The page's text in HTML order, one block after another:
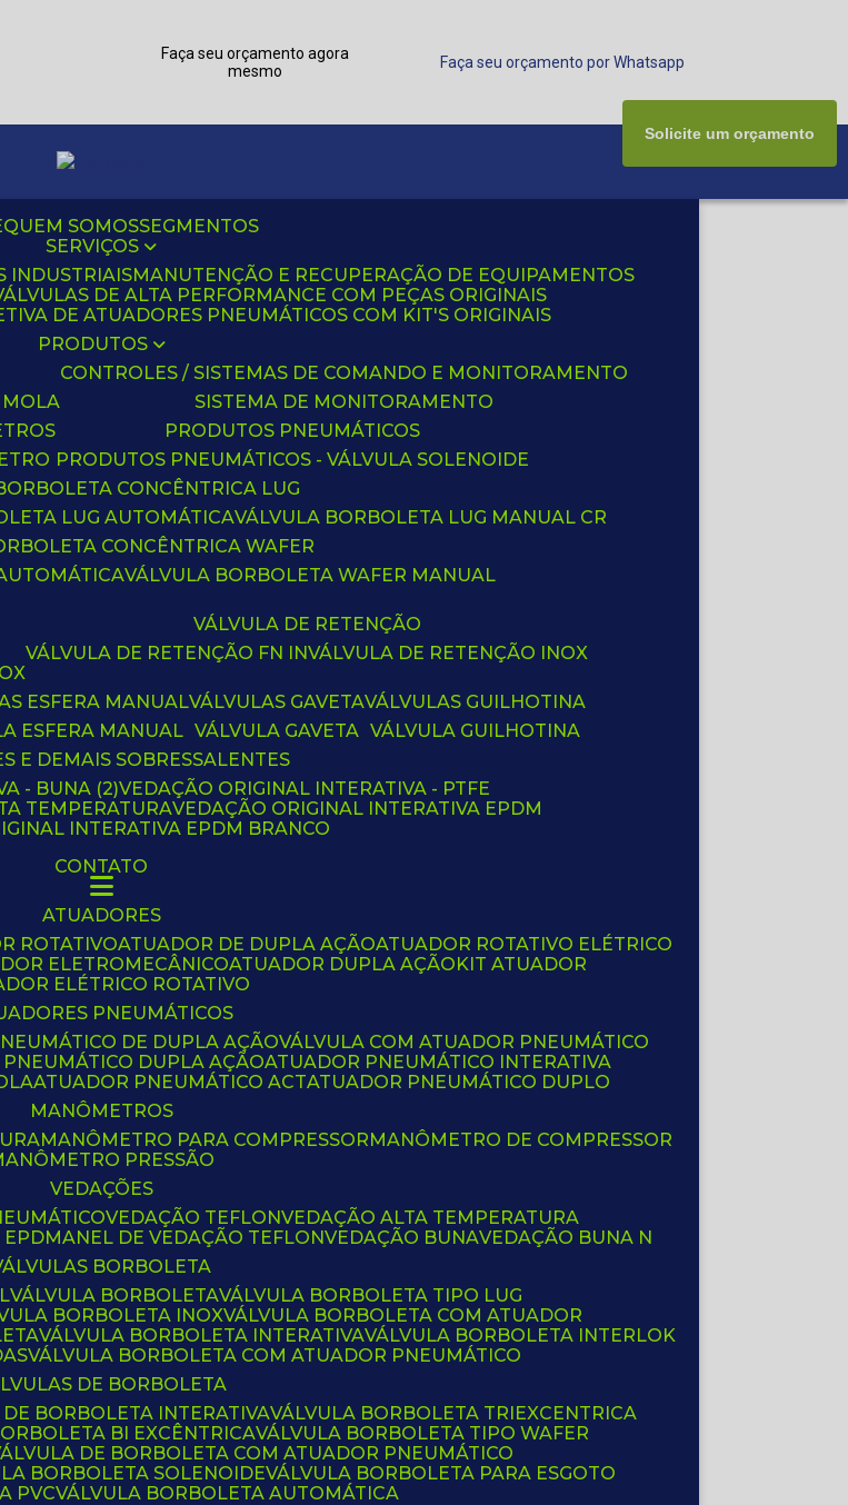
Faça seu orçamento agora
mesmo
Faça seu orçamento por Whatsapp
QUEM SOMOS
SEGMENTOS
SERVIÇOS
INDUSTRIAIS
MANUTENÇÃO E RECUPERAÇÃO DE EQUIPAMENTOS
DE ALTA PERFORMANCE COM PEÇAS ORIGINAIS
DE ATUADORES PNEUMÁTICOS COM KIT'S ORIGINAIS
PRODUTOS
MOLA
CONTROLES / SISTEMAS DE COMANDO E MONITORAMENTO
SISTEMA DE MONITORAMENTO
PRODUTOS PNEUMÁTICOS
PRODUTOS PNEUMÁTICOS - VÁLVULA SOLENOIDE
CONCÊNTRICA LUG
LUG AUTOMÁTICA VÁLVULA BORBOLETA LUG MANUAL CR
CONCÊNTRICA WAFER
VÁLVULA BORBOLETA WAFER MANUAL
VÁLVULA DE RETENÇÃO
VÁLVULA DE RETENÇÃO FN IN VÁLVULA DE RETENÇÃO INOX
ESFERA MANUAL
ESFERA MANUAL
VÁLVULAS GAVETA
VÁLVULA GAVETA
VÁLVULAS GUILHOTINA
VÁLVULA GUILHOTINA
E DEMAIS SOBRESSALENTES
- BUNA (2)
VEDAÇÃO ORIGINAL INTERATIVA - PTFE
TEMPERATURA VEDAÇÃO ORIGINAL INTERATIVA EPDM
INTERATIVA EPDM BRANCO
CONTATO
ATUADORES
ROTATIVO ATUADOR DE DUPLA AÇÃO
ATUADOR ROTATIVO ELÉTRICO
ELETROMECÂNICO ATUADOR DUPLA AÇÃO
KIT ATUADOR
ELÉTRICO ROTATIVO
PNEUMÁTICOS
DE DUPLA AÇÃO VÁLVULA COM ATUADOR PNEUMÁTICO
PNEUMÁTICO DUPLA AÇÃO
ATUADOR PNEUMÁTICO INTERATIVA
ATUADOR PNEUMÁTICO ACT
ATUADOR PNEUMÁTICO DUPLO
MANÔMETROS
MANÔMETRO PARA COMPRESSOR
MANÔMETRO DE COMPRESSOR
MANÔMETRO PRESSÃO
VEDAÇÕES
VEDAÇÃO TEFLON
VEDAÇÃO ALTA TEMPERATURA
EPDM ANEL DE VEDAÇÃO TEFLON VEDAÇÃO BUNA VEDAÇÃO BUNA N
VÁLVULAS BORBOLETA
VÁLVULA BORBOLETA VÁLVULA BORBOLETA TIPO LUG
BORBOLETA INOX VÁLVULA BORBOLETA COM ATUADOR
VÁLVULA BORBOLETA INTERATIVA VÁLVULA BORBOLETA INTERLOK
VÁLVULA BORBOLETA COM ATUADOR PNEUMÁTICO
DE BORBOLETA
DE BORBOLETA INTERATIVA VÁLVULA BORBOLETA TRIEXCENTRICA
BI EXCÊNTRICA VÁLVULA BORBOLETA TIPO WAFER
VÁLVULA DE BORBOLETA COM ATUADOR PNEUMÁTICO
BORBOLETA SOLENOIDE VÁLVULA BORBOLETA PARA ESGOTO
PVC VÁLVULA BORBOLETA AUTOMÁTICA
Solicite um orçamento